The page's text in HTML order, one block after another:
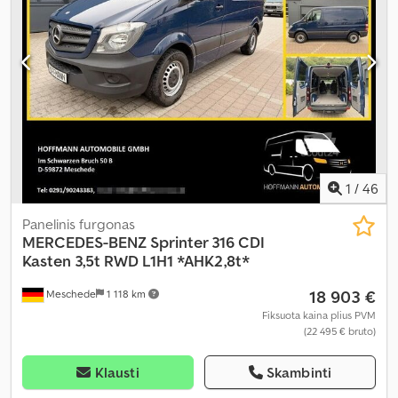
1 / 46
Meschede 1 118 km
Panelinis furgonas
MERCEDES-BENZ Sprinter 316 CDI
Kasten 3,5t RWD L1H1 *AHK2,8t*
18 903 €
Fiksuota kaina plius PVM
(22 495 € bruto)
Klausti Skambinti